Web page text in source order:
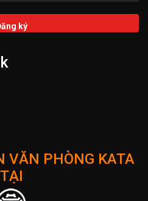
VĂN PHÒNG KATA
TẠI